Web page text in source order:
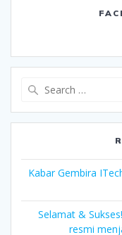
Kabar Gembira
Selamat &
resmi